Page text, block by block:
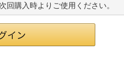
回購入時よりご使用ください。